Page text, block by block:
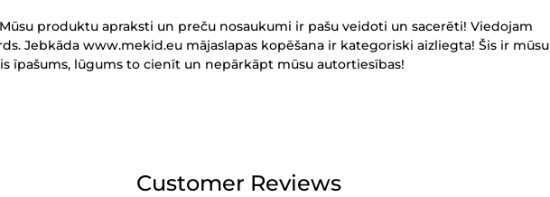
Mūsu produktu apraksti un preču nosaukumi ir pašu veidoti un sacerēti! Viedojam
Jebkāda www.mekid.eu mājaslapas kopēšana ir kategoriski aizliegta! Šis ir mūsu
īpašums, lūgums to cienīt un nepārkāpt mūsu autortiesības!
Customer Reviews